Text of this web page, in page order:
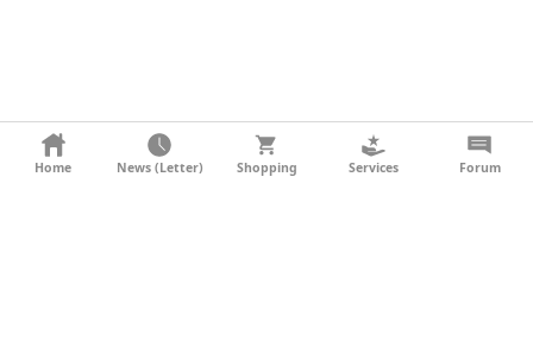
KONTAKT
Home News (Letter) Shopping Services Forum